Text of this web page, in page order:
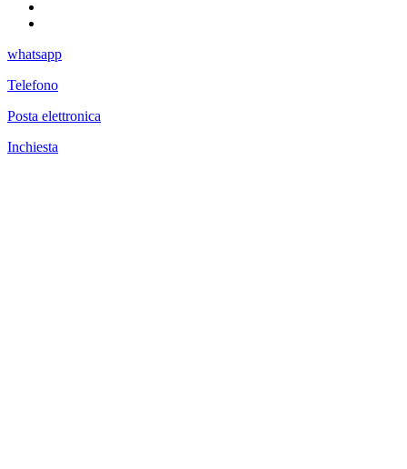
whatsapp
Telefono
Posta elettronica
Inchiesta